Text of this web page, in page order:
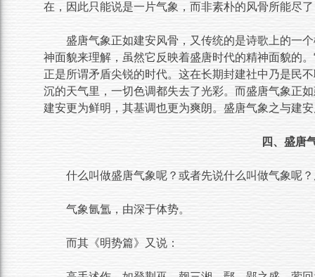
在，因此只能说是一片气象，而非素朴的风骨所能尽
盛唐气象正如建安风骨，又传统的是诗歌上的一
神面貌来理解，虽然它反映着盛唐时代的精神面貌的
正是所谓矛盾尖锐的时代。这在长期封建社中乃是民
沉的天气里，一切色调都失去了光彩。而盛唐气象正
建安更为鲜明，其基调也更为爽朗。盛唐气象之与建
四、盛唐
什么叫做盛唐气象呢？或者先说什么叫做气象呢
气象氤氲，由深于体势。
而其《明势篇》又说：